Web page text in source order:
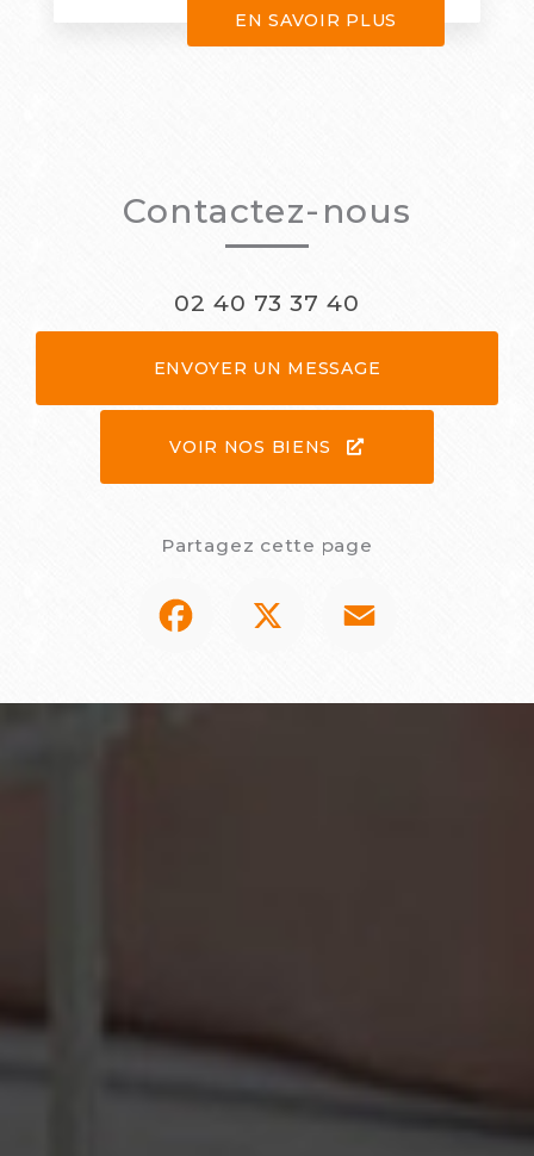
EN SAVOIR PLUS
Contactez-nous
02 40 73 37 40
ENVOYER UN MESSAGE
VOIR NOS BIENS
Partagez cette page